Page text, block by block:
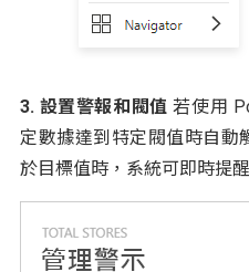
3. 設置警報和閥值 若使用
定數據達到特定閥值時自動
於目標值時，系統可即時提